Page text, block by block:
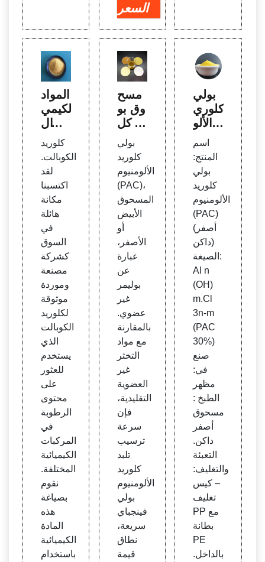
السعر
المواد
الكيمي
ائية ال
صناعي
ة - م
صنع ك
لوريد
الكوبا
لت م
ن أحم
د أباد
كلوريد
الكوبالت.
لقد
اكتسبنا
مكانة
هائلة
في
السوق
كشركة
مصنعة
وموردة
موثوقة
لكلوريد
الكوبالت
الذي
يستخدم
للعثور
على
محتوى
الرطوبة
في
المركبات
الكيميائية
المختلفة.
نقوم
بصياغة
هذه
المادة
الكيميائية
باستخدام
مسح
وق بو
لي كل
وريد ا
لألومن
يوم با
ك لمع
الجة ا
لمياه
| الش
ركة ال
مصنع
ة لماد
ة بول
ي أكر
يلاميد
لمعال
جة ال
مياه ال
صناعي
ة
بولي
كلوريد
الألومنيوم
(PAC)،
المسحوق
الأبيض
أو
الأصفر،
عبارة
عن
بوليمر
غير
عضوي.
بالمقارنة
مع مواد
التخثر
غير
العضوية
التقليدية،
فإن
سرعة
ترسيب
تلبد
كلوريد
الألومنيوم
بولي
فينجباي
سريعة،
نطاق
قيمة
بولي
كلوري
د الألو
منيوم
(PA
C) (أ
صفر
داكن)
| CÔ
NG T
Y TN
HH H
ÓA C
HẤT
THÀ
NH P
HƯƠ
NG
اسم
المنتج:
بولي
كلوريد
الألومنيوم
(PAC)
(أصفر
داكن)
الصيغة:
Al n
(OH)
m.Cl
3n-m
(PAC
30%)
صنع
في:
مظهر
الطبخ :
مسحوق
أصفر
داكن.
التعبئة
والتغليف:
– كيس
تغليف
PP مع
بطانة
PE
بالداخل.